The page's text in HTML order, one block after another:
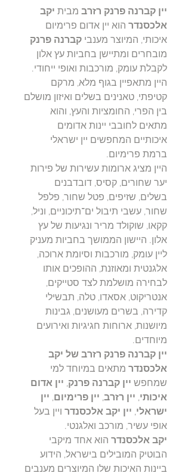
יין קברנה פרנק רזרב מבית יקב
אלכסנדר הוא יין אדום פרימיום
איכותי, המיוצר מענבי קברנה פרנק
מובחרים ומתיישן בחביות עץ אלון
לקבלת עומק, מורכבות ואופי ייחודי.
היין מתאפיין בגוף מלא, מרקם
קטיפתי, טאנינים בשלים ואיזון מושלם
בין הפרי, החומציות והעץ, והוא
מתאים לחובבי יינות אדומים
איכותיים המחפשים יין ישראלי
ברמת פרימיום.
היין מציג ארומות עשירות של פירות
יער שחורים, קסיס, דובדבנים
בשלים, שזיפים, פטל שחור, פלפל
שחור, עשבי תיבול ים־תיכוניים, וניל,
קקאו, שוקולד מריר ונגיעות של עץ
אלון. היישון הממושך בחביות מעניק
ליין עומק, מורכבות וסיומת ארוכה,
אלגנטית ומאוזנת, ההופכים אותו
לבחירה מושלמת לצד סטייקים,
אנטריקוט, אסאדו, טלה, תבשילי
קדירה, בשרים מעושנים, גבינות
מיושנות, ארוחות חגיגיות ואירועים
מיוחדים.
יין קברנה פרנק רזרב של יקב
אלכסנדר מתאים במיוחד למי
שמחפש יין קברנה פרנק, יין אדום
איכותי, יין רזרב, יין פרימיום, יין
ישראלי, יין יקב אלכסנדר ויין בעל
אופי עשיר, מורכב ואלגנטי.
יקב אלכסנדר הוא אחד מיקבי
הבוטיק המובילים בישראל, הידוע
ביינות האיכות שלו המיוצרים מענבים